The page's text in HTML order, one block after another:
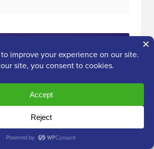
Nihai
Araç Seti
ÜCRETSİZ erişim kazanın
sahip olması gereken
ile ilgili ürün ve kaynaklardan
oluşan bir koleksiyon!